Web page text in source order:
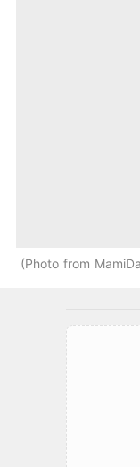
Photo from